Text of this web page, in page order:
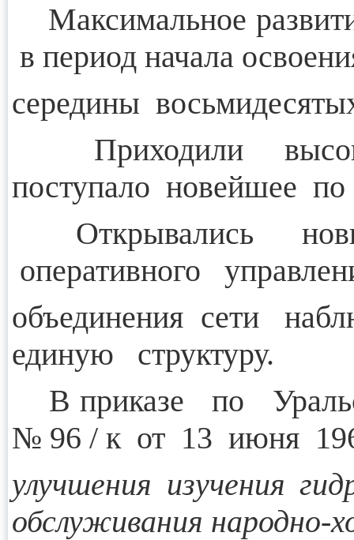
Максимальное
в период начала
середины
Приходили
поступало новейшее по
Открывались
оперативного
объединения сети
единую структуру.
В приказе по
№ 96 / к от 13 июня
улучшения изучения
обслуживания народно-